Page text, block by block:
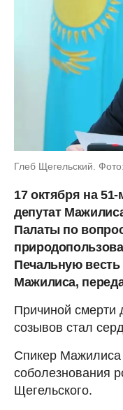
Глеб Щегельский.
17 октября на
депутат
Палаты по
Печальную
Мажилиса,
Причиной смерти
созывов стал
Спикер
соболезнования
Щегельского.